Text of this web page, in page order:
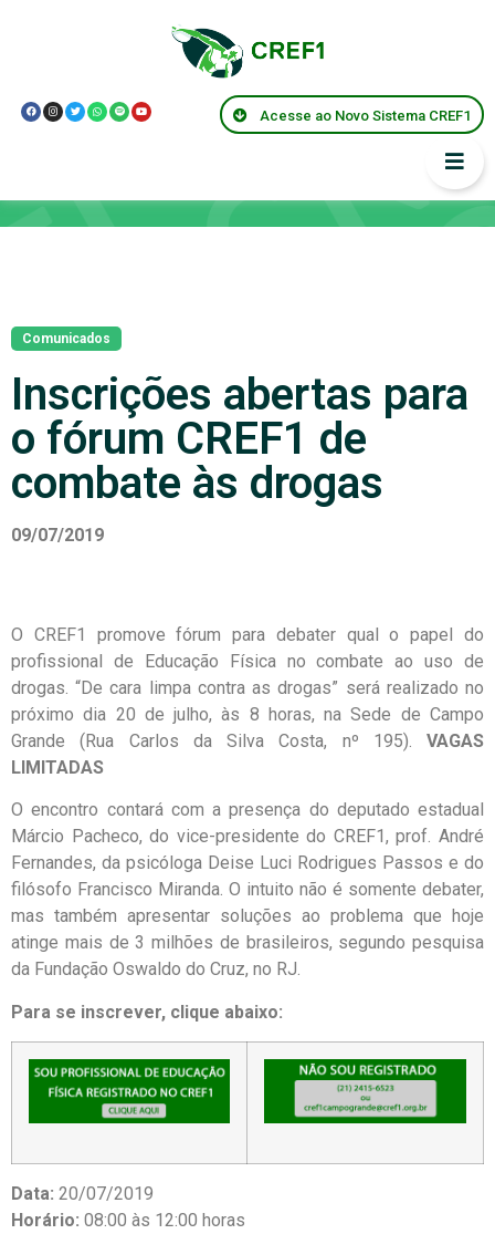
Acesse ao Novo Sistema CREF1
Comunicados
Inscrições abertas para
o fórum CREF1 de
combate às drogas
09/07/2019
O CREF1 promove fórum para debater qual o papel do
profissional de Educação Física no combate ao uso de
drogas. “De cara limpa contra as drogas” será realizado no
próximo dia 20 de julho, às 8 horas, na Sede de Campo
Grande (Rua Carlos da Silva Costa, nº 195). VAGAS
LIMITADAS
O encontro contará com a presença do deputado estadual
Márcio Pacheco, do vice-presidente do CREF1, prof. André
Fernandes, da psicóloga Deise Luci Rodrigues Passos e do
filósofo Francisco Miranda. O intuito não é somente debater,
mas também apresentar soluções ao problema que hoje
atinge mais de 3 milhões de brasileiros, segundo pesquisa
da Fundação Oswaldo do Cruz, no RJ.
Para se inscrever, clique abaixo:
Data: 20/07/2019
Horário: 08:00 às 12:00 horas